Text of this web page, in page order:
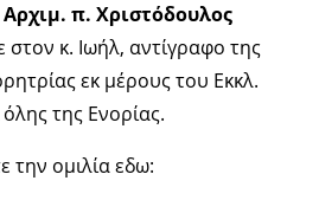
π. Χριστόδουλος
στον κ. Ιωήλ, αντίγραφο της
εκ μέρους του Εκκλ.
της Ενορίας.
την ομιλία εδω: